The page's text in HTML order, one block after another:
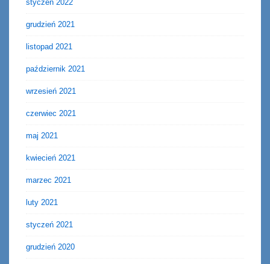
styczeń 2022
grudzień 2021
listopad 2021
październik 2021
wrzesień 2021
czerwiec 2021
maj 2021
kwiecień 2021
marzec 2021
luty 2021
styczeń 2021
grudzień 2020